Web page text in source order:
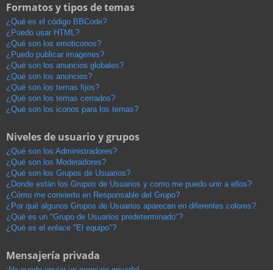
Formatos y tipos de temas
¿Qué es el código BBCode?
¿Puedo usar HTML?
¿Qué son los emoticonos?
¿Puedo publicar imagenes?
¿Qué son los anuncios globales?
¿Qué son los anuncios?
¿Qué son los temas fijos?
¿Qué son los temas cerrados?
¿Qué son los iconos para los temas?
Niveles de usuario y grupos
¿Qué son los Administradores?
¿Qué son los Moderadores?
¿Qué son los Grupos de Usuarios?
¿Donde están los Grupos de Usuarios y como me puedo unir a ellos?
¿Cómo me convierto en Responsable del Grupo?
¿Por qué algunos Grupos de Usuarios aparecen en diferentes colores?
¿Qué es un "Grupo de Usuarios predeterminado"?
¿Qué es el enlace "El equipo"?
Mensajería privada